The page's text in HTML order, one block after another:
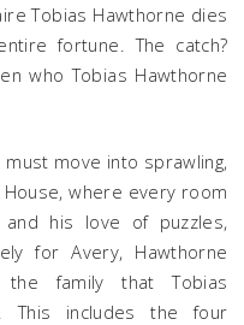
Tobias Hawthorne dies
fortune. The catch?
who Tobias Hawthorne
move into sprawling,
where every room
his love of puzzles,
for Avery, Hawthorne
family that Tobias
This includes the four